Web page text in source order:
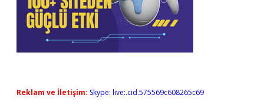
Reklam ve İletişim: Skype: live:.cid.575569c608265c69